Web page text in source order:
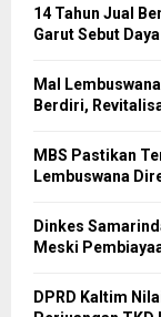
14 Tahun Jual
Garut Sebut
Mal
Berdiri,
MBS Pastikan
Lembuswana
Dinkes
Meski
DPRD Kaltim